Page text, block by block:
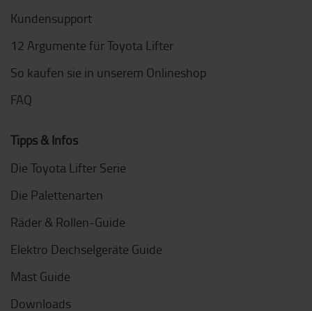
Kundensupport
12 Argumente für Toyota Lifter
So kaufen sie in unserem Onlineshop
FAQ
Tipps & Infos
Die Toyota Lifter Serie
Die Palettenarten
Räder & Rollen-Guide
Elektro Deichselgeräte Guide
Mast Guide
Downloads